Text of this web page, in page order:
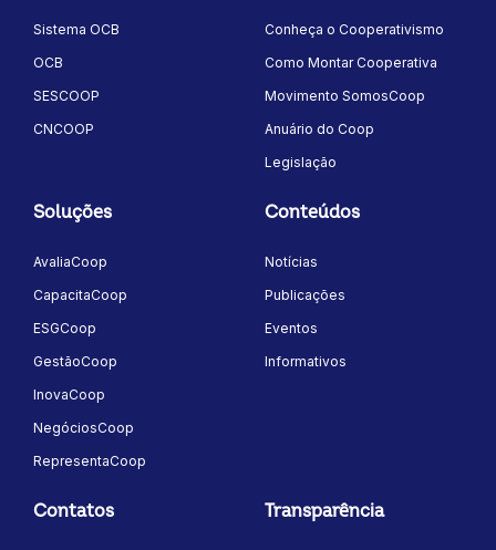
Sistema OCB
OCB
SESCOOP
CNCOOP
Conheça o Cooperativismo
Como Montar Cooperativa
Movimento SomosCoop
Anuário do Coop
Legislação
Soluções
AvaliaCoop
CapacitaCoop
ESGCoop
GestãoCoop
InovaCoop
NegóciosCoop
RepresentaCoop
Conteúdos
Notícias
Publicações
Eventos
Informativos
Contatos Transparência